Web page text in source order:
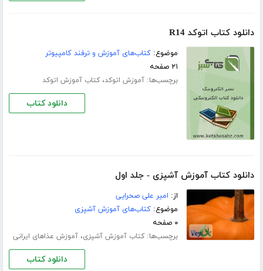
دانلود کتاب اتوکد R14
موضوع:کتاب‌های آموزش و ترفند کامپیوتر
۲۱ صفحه
برچسب‌ها:آموزش اتوکد،کتاب آموزش اتوکد
دانلود کتاب
دانلود کتاب آموزش آشپزی - جلد اول
از: امیر علی صحرایی
موضوع:کتاب‌های آموزش آشپزی
۰ صفحه
برچسب‌ها:کتاب آموزش آشپزی،آموزش عذاهای ایرانی
دانلود کتاب